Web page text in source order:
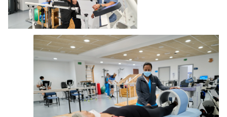
Urgencias Portal de resultados